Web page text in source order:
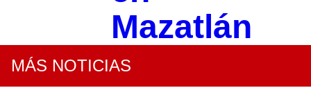
Mazatlán
MÁS NOTICIAS